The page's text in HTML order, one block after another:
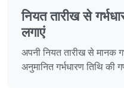
नियत तारीख से
लगाएं
अपनी नियत तारीख से मानक
अनुमानित गर्भधारण तिथि की